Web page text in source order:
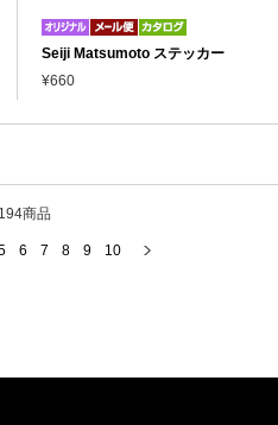
Seiji Matsumoto ステッカー
¥660
商品
6 7 8 9 10